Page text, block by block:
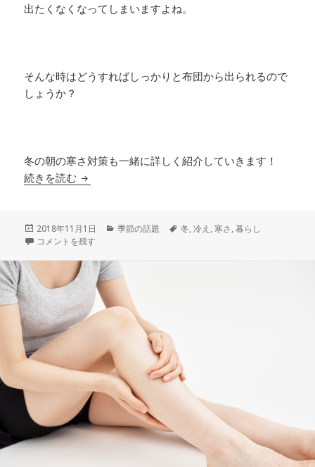
出たくなくなってしまいますよね。
そんな時はどうすればしっかりと布団から出られるので
しょうか？
冬の朝の寒さ対策も一緒に詳しく紹介していきます！
続きを読む 寒いとベッドから出られないあなたに最強の冬
投
稿
2018年11月1日
カ
ー
季節の話題
タ
冬,冷え ,寒さ,暮らし
寒いとベッドから出られないあなたに最強の冬の朝の寒さ対策を伝授 に
コメントを残す